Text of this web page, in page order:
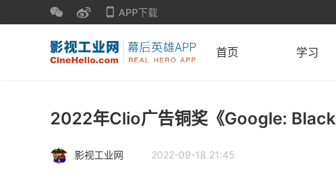
APP下载
首页 学习
2022年Clio广告铜奖《Google:
影视工业网 2022-09-18 21:45